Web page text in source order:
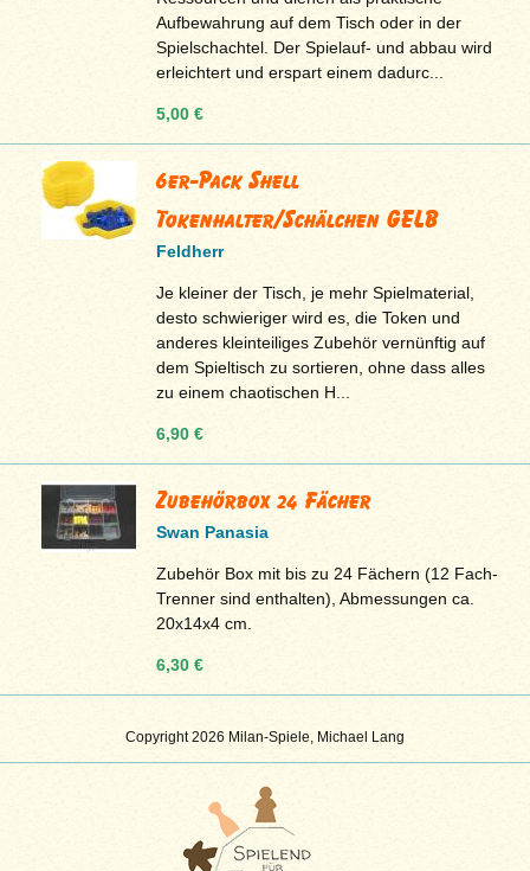
Copyright 2026 Milan-Spiele, Michael Lang
Aufbewahrung auf dem Tisch oder in der
Spielschachtel. Der Spielauf- und abbau wird
erleichtert und erspart einem dadurc...
5,00 €
6er-Pack Shell
Tokenhalter/Schälchen GELB
Feldherr
Je kleiner der Tisch, je mehr Spielmaterial,
desto schwieriger wird es, die Token und
anderes kleinteiliges Zubehör vernünftig auf
dem Spieltisch zu sortieren, ohne dass alles
zu einem chaotischen H...
6,90 €
Zubehörbox 24 Fächer
Swan Panasia
Zubehör Box mit bis zu 24 Fächern (12 Fach-
Trenner sind enthalten), Abmessungen ca.
20x14x4 cm.
6,30 €